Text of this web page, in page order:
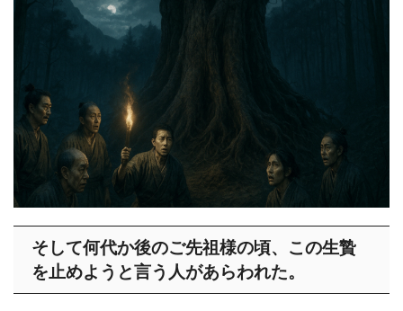
そして何代か後のご先祖様の頃、この生贄
を止めようと言う人があらわれた。